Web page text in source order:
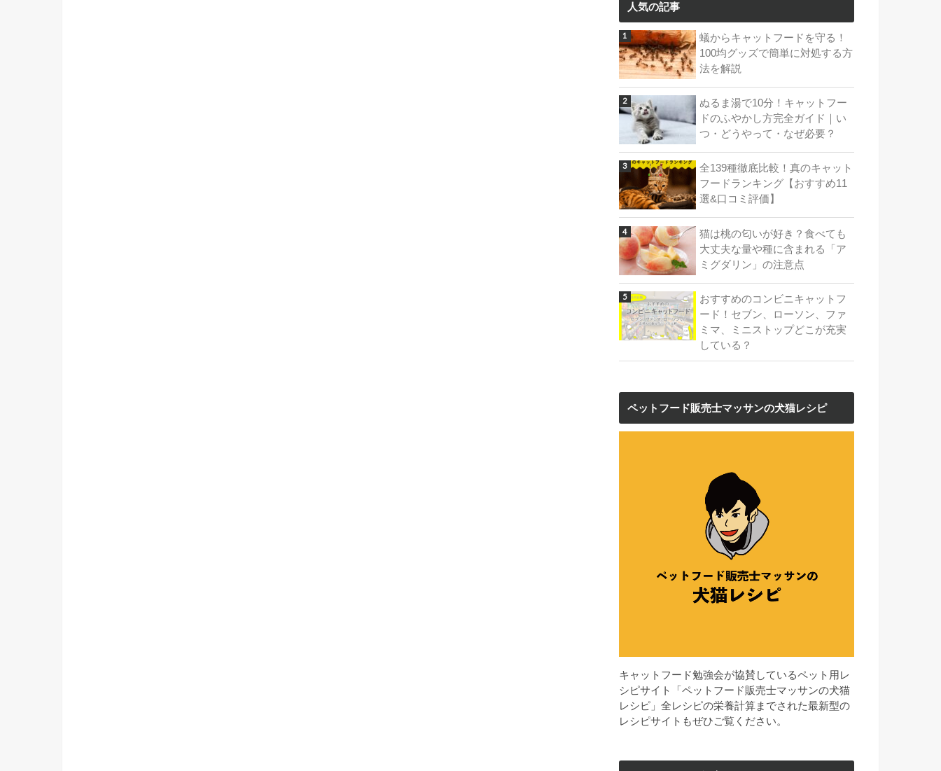
人気の記事
蟻からキャットフードを守る！
100均グッズで簡単に対処する方
法を解説
ぬるま湯で10分！キャットフー
ドのふやかし方完全ガイド｜い
つ・どうやって・なぜ必要？
全139種徹底比較！真のキャット
フードランキング【おすすめ11
選&口コミ評価】
猫は桃の匂いが好き？食べても
大丈夫な量や種に含まれる「ア
ミグダリン」の注意点
おすすめのコンビニキャットフ
ード！セブン、ローソン、ファ
ミマ、ミニストップどこが充実
している？
ペットフード販売士マッサンの犬猫レシピ
キャットフード勉強会が協賛しているペット用レ
シピサイト「ペットフード販売士マッサンの犬猫
レシピ」全レシピの栄養計算までされた最新型の
レシピサイトもぜひご覧ください。